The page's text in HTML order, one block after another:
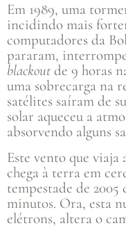
Em 1989, uma
incidindo mais
computadores da
pararam,
blackout de 9 horas
uma sobrecarga na
satélites saíram de
solar aqueceu a
absorvendo alguns
Este vento que
chega à terra em
tempestade de 2005
minutos. Ora, esta
elétrons, altera o